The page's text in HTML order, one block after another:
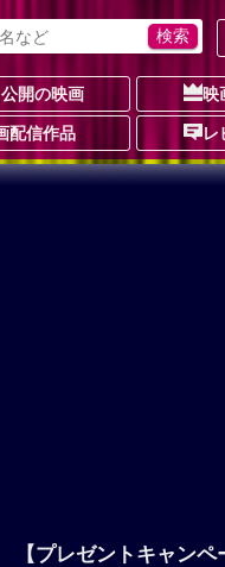
開の映画 映
配信作品 レ
【プレゼントキャンペ